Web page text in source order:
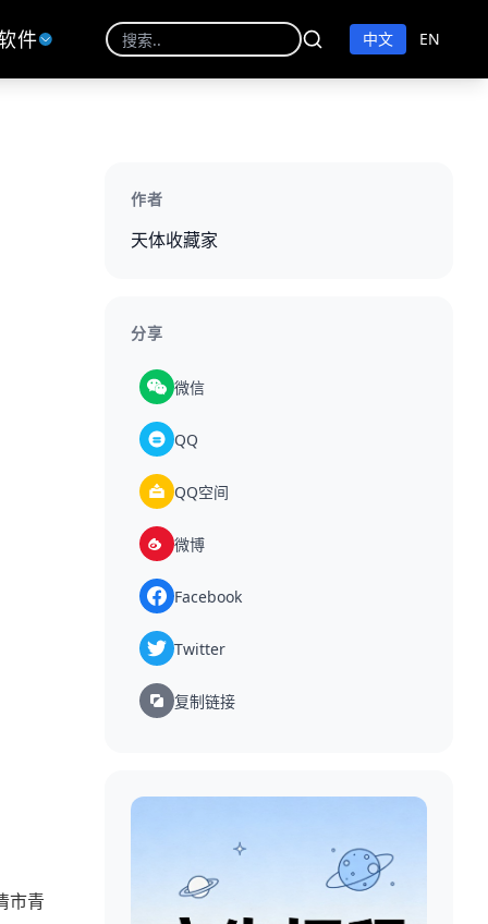
件 中文 EN
市青
作者
天体收藏家
分享
微信
QQ
QQ空间
微博
Facebook
Twitter
复制链接